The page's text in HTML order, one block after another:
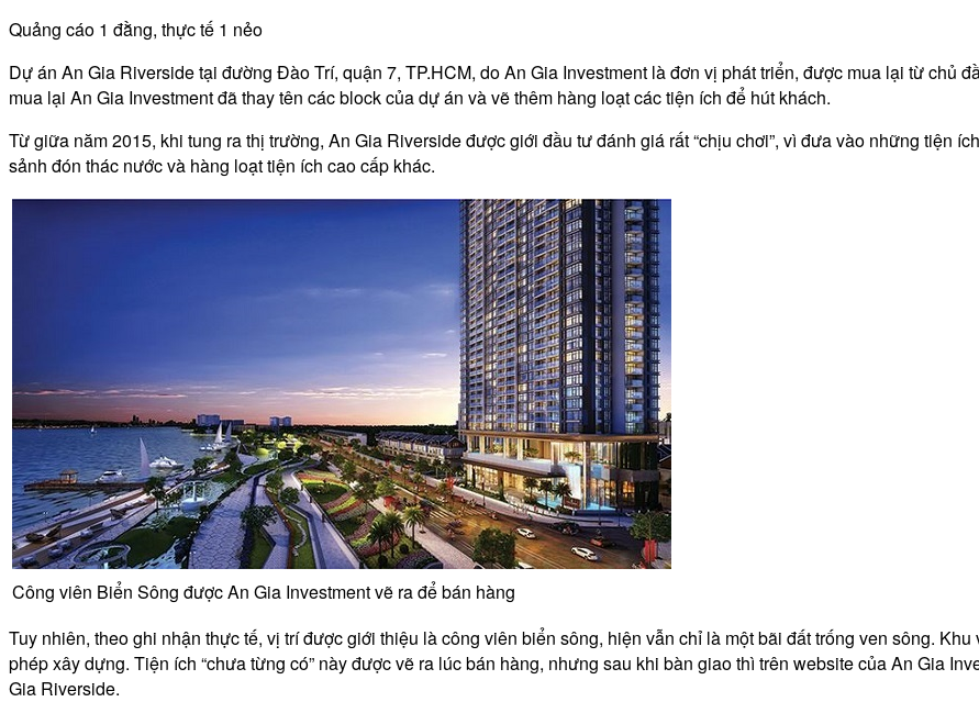
Quảng cáo 1 đằng, thực tế 1 nẻo
Dự án An Gia Riverside tại đường Đào Trí, quận 7, TP.HCM, do An Gia Investment là đơn vị phát triển, được mua lại từ chủ
mua lại An Gia Investment đã thay tên các block của dự án và vẽ thêm hàng loạt các tiện ích để hút khách.
Từ giữa năm 2015, khi tung ra thị trường, An Gia Riverside được giới đầu tư đánh giá rất “chịu chơi”, vì đưa vào những tiện
sảnh đón thác nước và hàng loạt tiện ích cao cấp khác.
Công viên Biển Sông được An Gia Investment vẽ ra để bán hàng
Tuy nhiên, theo ghi nhận thực tế, vị trí được giới thiệu là công viên biển sông, hiện vẫn chỉ là một bãi đất trống ven sông.
phép xây dựng. Tiện ích “chưa từng có” này được vẽ ra lúc bán hàng, nhưng sau khi bàn giao thì trên website của An Gia
Gia Riverside.